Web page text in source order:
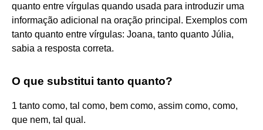
quanto entre vírgulas quando usada para introduzir uma
informação adicional na oração principal. Exemplos com
tanto quanto entre vírgulas: Joana, tanto quanto Júlia,
sabia a resposta correta.
O que substitui tanto quanto?
1 tanto como, tal como, bem como, assim como, como,
que nem, tal qual.